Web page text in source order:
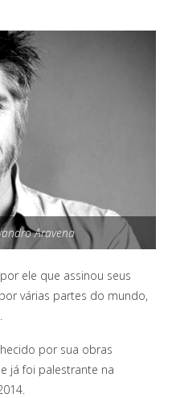
Aravena
ele que assinou seus
várias partes do mundo,
por sua obras
e já foi palestrante na